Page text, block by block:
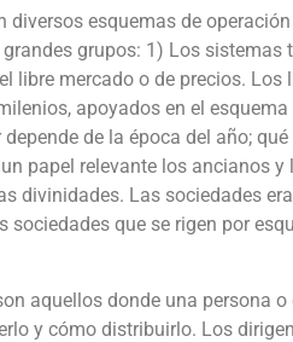
esquemas de
grupos: 1) Los sistemas
libre mercado o de precios.
apoyados en el esquema
de la época del año;
papel relevante los ancianos y
divinidades. Las sociedades
que se rigen por
aquellos donde una persona
y cómo distribuirlo. Los